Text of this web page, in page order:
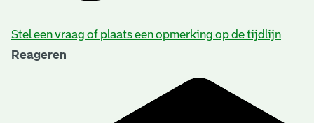
Stel een vraag of plaats een opmerking op de tijdlijn
Reageren